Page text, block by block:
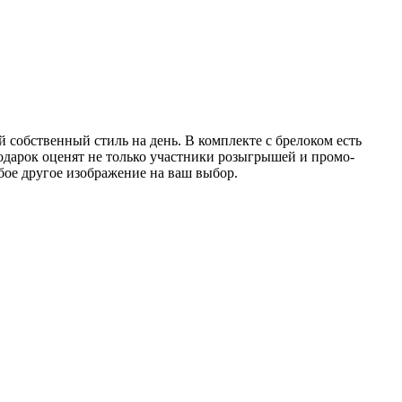
стиль на день. В комплекте с брелоком есть
оценят не только участники розыгрышей и промо-
другое изображение на ваш выбор.